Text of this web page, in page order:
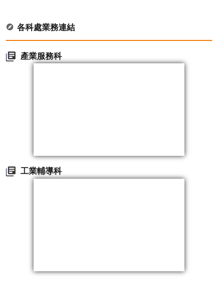
各科處業務連結
產業服務科
工業輔導科